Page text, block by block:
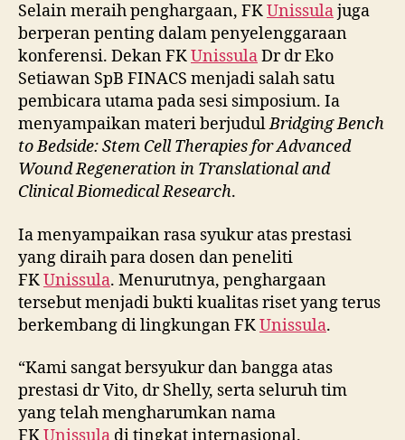
Selain meraih penghargaan, FKUnissulajuga
berperan penting dalam penyelenggaraan
konferensi. Dekan FKUnissulaDr dr Eko
Setiawan SpB FINACS menjadi salah satu
pembicara utama pada sesi simposium. Ia
menyampaikan materi berjudulBridging Bench
to Bedside: Stem Cell Therapies for Advanced
Wound Regeneration in Translational and
Clinical Biomedical Research.
Ia menyampaikan rasa syukur atas prestasi
yang diraih para dosen dan peneliti
FKUnissula. Menurutnya, penghargaan
tersebut menjadi bukti kualitas riset yang terus
berkembang di lingkungan FKUnissula.
“Kami sangat bersyukur dan bangga atas
prestasi dr Vito, dr Shelly, serta seluruh tim
yang telah mengharumkan nama